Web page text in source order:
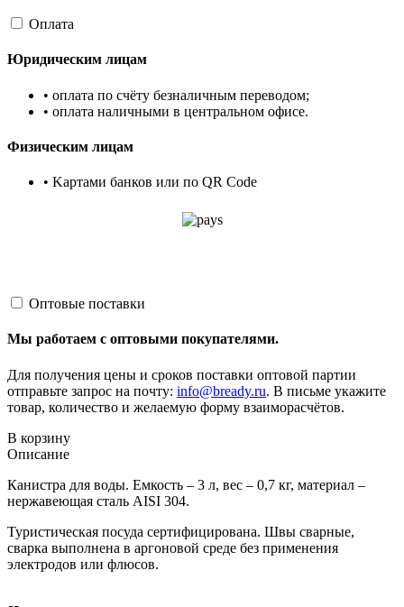
Оплата
Юридическим лицам
• оплата по счёту безналичным переводом;
• оплата наличными в центральном офисе.
Физическим лицам
• Kартами банков или по QR Code
Оптовые поставки
Мы работаем с оптовыми покупателями.
Для получения цены и сроков поставки оптовой партии
отправьте запрос на почту: info@bready.ru. В письме укажите
товар, количество и желаемую форму взаиморасчётов.
В корзину
Описание
Канистра для воды. Емкость – 3 л, вес – 0,7 кг, материал –
нержавеющая сталь AISI 304.
Туристическая посуда сертифицирована. Швы сварные,
сварка выполнена в аргоновой среде без применения
электродов или флюсов.